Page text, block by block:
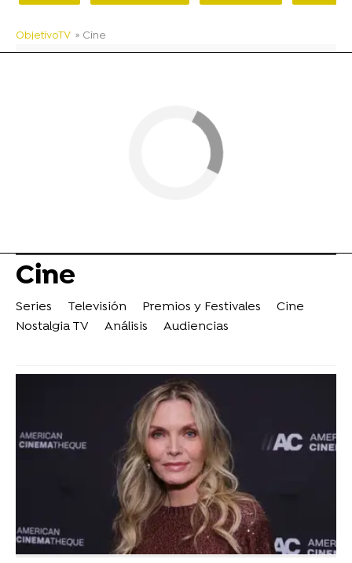
ObjetivoTV » Cine
Cine
Series Televisión Premios y Festivales
Cine
Nostalgia TV
Análisis Audiencias